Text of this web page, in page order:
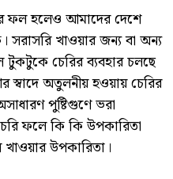
ফল হলেও আমাদের দেশে
খাওয়ার জন্য বা অন্য
চেরির ব্যবহার চলছে
অতুলনীয় হওয়ায় চেরির
পুষ্টিগুণে ভরা
ফলে কি কি উপকারিতা
উপকারিতা।